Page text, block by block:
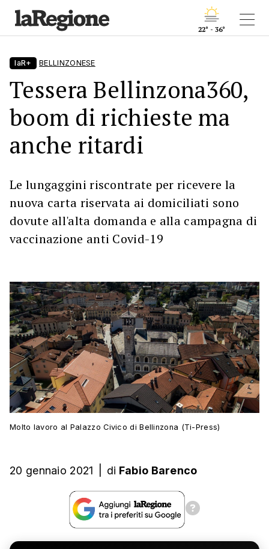
22° - 36°
laR+ BELLINZONESE
Tessera Bellinzona360,
boom di richieste ma
anche ritardi
Le lungaggini riscontrate per ricevere la
nuova carta riservata ai domiciliati sono
dovute all'alta domanda e alla campagna di
vaccinazione anti Covid-19
Molto lavoro al Palazzo Civico di Bellinzona (Ti-Press)
20 gennaio 2021 di Fabio Barenco